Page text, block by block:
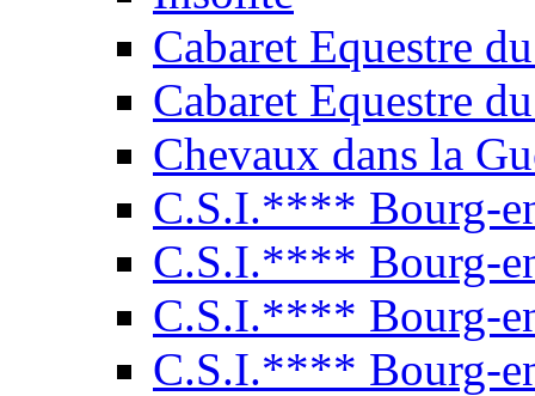
Cabaret Equestre
Cabaret Equestre
Chevaux dans la
C.S.I.**** Bourg-
C.S.I.**** Bourg-
C.S.I.**** Bourg-
C.S.I.**** Bourg-